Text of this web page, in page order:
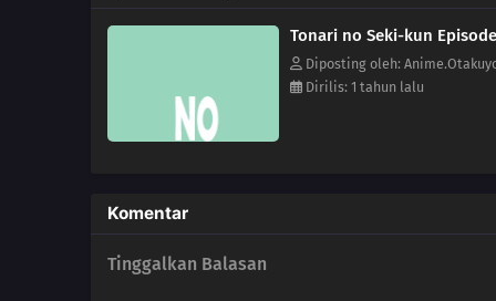
Tonari no Seki-kun
Diposting oleh:
Dirilis: 1 tahun lalu
Komentar
Tinggalkan Balasan